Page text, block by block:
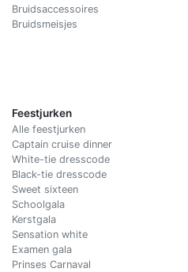
Bruidsaccessoires
Bruidsmeisjes
Feestjurken
Alle feestjurken
Captain cruise dinner
White-tie dresscode
Black-tie dresscode
Sweet sixteen
Schoolgala
Kerstgala
Sensation white
Examen gala
Prinses Carnaval